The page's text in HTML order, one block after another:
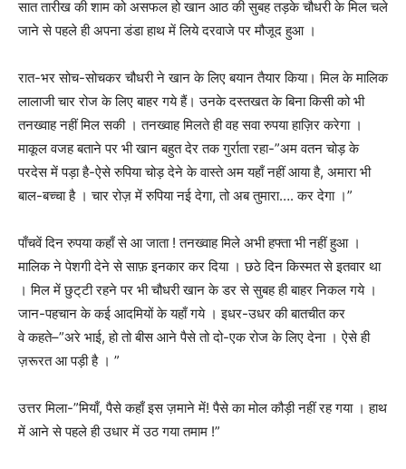
सात तारीख की शाम को असफल हो खान आठ की सुबह तड़के चौधरी के मिल चले
जाने से पहले ही अपना डंडा हाथ में लिये दरवाजे पर मौजूद हुआ ।
रात-भर सोच-सोचकर चौधरी ने खान के लिए बयान तैयार किया। मिल के मालिक
लालाजी चार रोज के लिए बाहर गये हैं। उनके दस्तखत के बिना किसी को भी
तनख्वाह नहीं मिल सकी । तनख्वाह मिलते ही वह सवा रुपया हाज़िर करेगा ।
माकूल वजह बताने पर भी खान बहुत देर तक गुर्राता रहा-”अम वतन चोड़ के
परदेस में पड़ा है-ऐसे रुपिया चोड़ देने के वास्ते अम यहाँ नहीं आया है, अमारा भी
बाल-बच्चा है । चार रोज़ में रुपिया नई देगा, तो अब तुमारा…. कर देगा ।”
पाँचवें दिन रुपया कहाँ से आ जाता ! तनख्वाह मिले अभी हफ्ता भी नहीं हुआ ।
मालिक ने पेशगी देने से साफ़ इनकार कर दिया । छठे दिन किस्मत से इतवार था
। मिल में छुट्‌टी रहने पर भी चौधरी खान के डर से सुबह ही बाहर निकल गये ।
जान-पहचान के कई आदमियों के यहाँ गये । इधर-उधर की बातचीत कर
वे कहते–”अरे भाई, हो तो बीस आने पैसे तो दो-एक रोज के लिए देना । ऐसे ही
ज़रूरत आ पड़ी है । ”
उत्तर मिला-”मियाँ, पैसे कहाँ इस ज़माने में! पैसे का मोल कौड़ी नहीं रह गया । हाथ
में आने से पहले ही उधार में उठ गया तमाम !”